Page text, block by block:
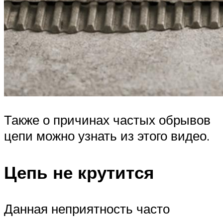
Также о причинах частых обрывов
цепи можно узнать из этого видео.
Цепь не крутится
Данная неприятность часто